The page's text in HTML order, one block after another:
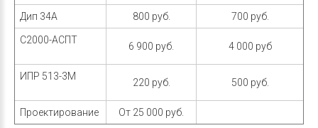
Дип 34А 800 руб. 700 руб.
С2000-АСПТ
6 900 руб. 4 000 руб
ИПР 513-3М
220 руб. 500 руб.
Проектирование От 25 000 руб.